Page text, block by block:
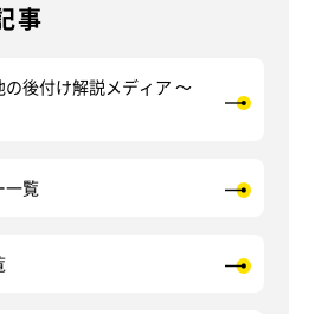
事
後付け解説メディア ～
一覧